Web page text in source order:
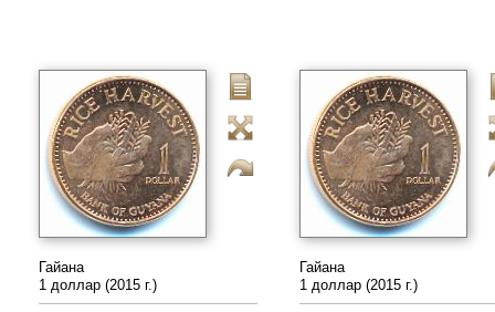
Гайана
1 доллар (2015 г.)
Гайана
1 доллар (2015 г.)